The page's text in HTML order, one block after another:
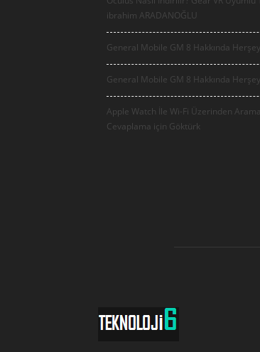
ibrahim ARADANOĞLU
General Mobile GM 8 Hakkında
General Mobile GM 8 Hakkında
Apple Watch İle Wi-Fi Üzerinden
Cevaplama için Göktürk